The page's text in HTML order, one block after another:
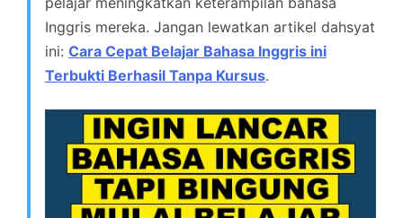
Inggris mereka. Jangan lewatkan artikel dahsyat
ini: Cara Cepat Belajar Bahasa Inggris ini
Terbukti Berhasil Tanpa Kursus.